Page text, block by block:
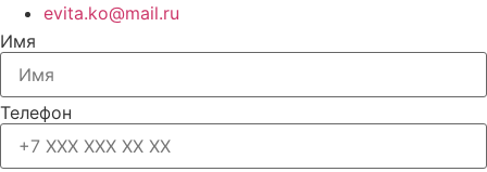
evita.ko@mail.ru
Имя
Телефон